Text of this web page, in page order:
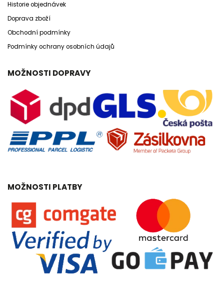
Historie objednávek
Doprava zboží
Obchodní podmínky
Podmínky ochrany osobních údajů
MOŽNOSTI DOPRAVY
MOŽNOSTI PLATBY